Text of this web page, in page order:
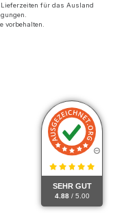
SEHR GUT
4.88 / 5.00
für das Ausland
vorbehalten.